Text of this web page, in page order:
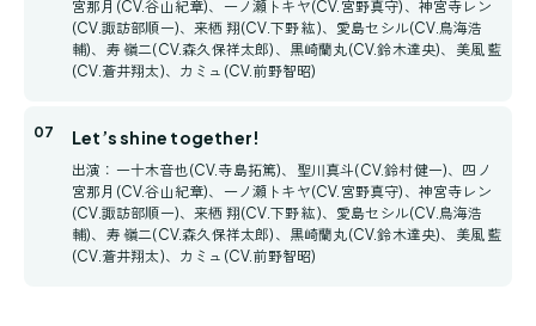
宮那月(CV.谷山紀章)、一ノ瀬トキヤ(CV.宮野真守)、神宮寺レン
(CV.諏訪部順一)、来栖 翔(CV.下野 紘)、愛島セシル(CV.鳥海浩
輔)、寿 嶺二(CV.森久保祥太郎)、黒崎蘭丸(CV.鈴木達央)、美風 藍
(CV.蒼井翔太)、カミュ(CV.前野智昭)
Let’s shine together!
出演：一十木音也(CV.寺島拓篤)、聖川真斗(CV.鈴村健一)、四ノ
宮那月(CV.谷山紀章)、一ノ瀬トキヤ(CV.宮野真守)、神宮寺レン
(CV.諏訪部順一)、来栖 翔(CV.下野 紘)、愛島セシル(CV.鳥海浩
輔)、寿 嶺二(CV.森久保祥太郎)、黒崎蘭丸(CV.鈴木達央)、美風 藍
(CV.蒼井翔太)、カミュ(CV.前野智昭)